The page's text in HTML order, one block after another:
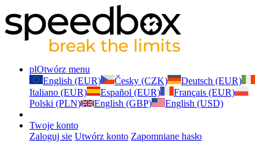
plOtwórz menu
English (EUR)
Česky (CZK)
Deutsch (EUR)
Italiano (EUR)
Español (EUR)
Français (EUR)
Polski (PLN)
English (GBP) English (USD)
Twoje konto
Zaloguj sie Utwórz konto Zapomniane hasło